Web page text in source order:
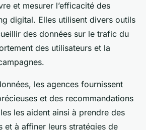
et mesurer l’efficacité des
digital. Elles utilisent divers outils
des données sur le trafic du
des utilisateurs et la
les agences fournissent
et des recommandations
les aident ainsi à prendre des
et à affiner leurs stratégies de